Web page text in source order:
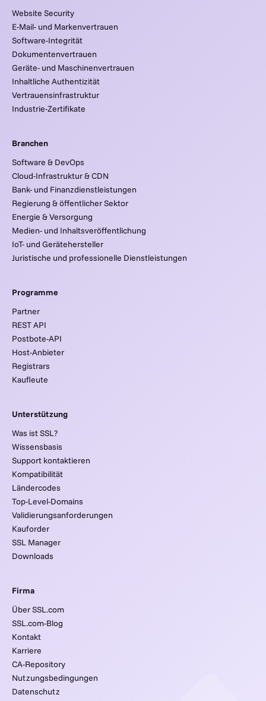
Website Security
E-Mail- und Markenvertrauen
Software-Integrität
Dokumentenvertrauen
Geräte- und Maschinenvertrauen
Inhaltliche Authentizität
Vertrauensinfrastruktur
Industrie-Zertifikate
Branchen
Software & DevOps
Cloud-Infrastruktur & CDN
Bank- und Finanzdienstleistungen
Regierung & öffentlicher Sektor
Energie & Versorgung
Medien- und Inhaltsveröffentlichung
IoT- und Gerätehersteller
Juristische und professionelle Dienstleistungen
Programme
Partner
REST API
Postbote-API
Host-Anbieter
Registrars
Kaufleute
Unterstützung
Was ist SSL?
Wissensbasis
Support kontaktieren
Kompatibilität
Ländercodes
Top-Level-Domains
Validierungsanforderungen
Kauforder
SSL Manager
Downloads
Firma
Über SSL.com
SSL.com-Blog
Kontakt
Karriere
CA-Repository
Nutzungsbedingungen
Datenschutz